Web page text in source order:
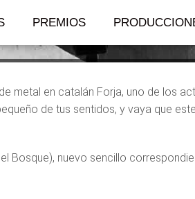
PREMIOS
metal en catalán Forja, uno de los
de tus sentidos, y vaya que
Bosque), nuevo sencillo